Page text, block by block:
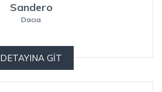
Sandero
Dacıa
DETAYINA GİT